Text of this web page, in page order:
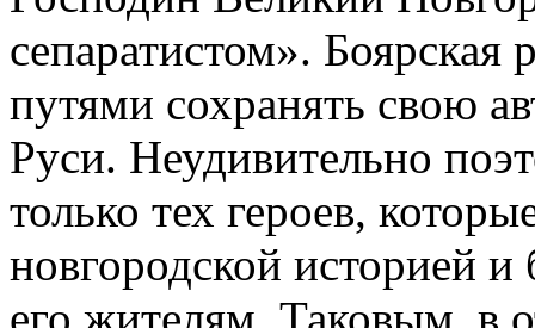
сепаратистом».
путями сохранять свою
Руси. Неудивительно
только тех героев,
новгородской историей